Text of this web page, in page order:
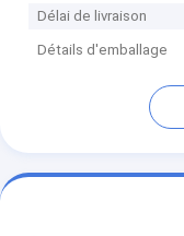
Délai de livraison
Détails d'emballage